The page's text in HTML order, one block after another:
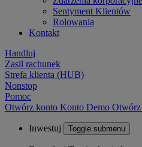
Sentyment Klientów
Rolowania
Kontakt
Handluj
Zasil rachunek
Strefa klienta (HUB)
Nonstop
Pomoc
Otwórz konto Konto Demo
Inwestuj Toggle submenu